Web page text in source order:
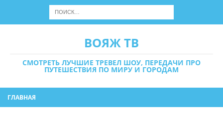
ВОЯЖ ТВ
СМОТРЕТЬ ЛУЧШИЕ ТРЕВЕЛ ШОУ, ПЕРЕДАЧИ ПРО
ПУТЕШЕСТВИЯ ПО МИРУ И ГОРОДАМ
ГЛАВНАЯ